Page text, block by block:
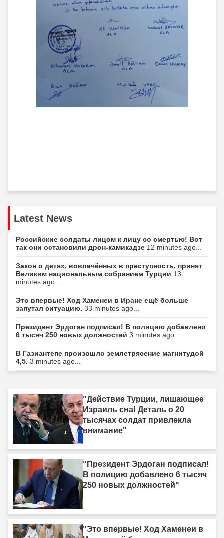
Latest News
Российские солдаты лицом к лицу со смертью! Вот
так они остановили дрон-камикадзе 12 minutes ago...
Закон о детях, вовлечённых в преступность, принят
Великим национальным собранием Турции 13
minutes ago...
Это впервые! Ход Хаменеи в Иране ещё больше
запутал ситуацию. 33 minutes ago...
Президент Эрдоган подписал! В полицию добавлено
6 тысяч 250 новых должностей 3 minutes ago...
В Газиантепе произошло землетрясение магнитудой
4,5. 3 minutes ago...
"Действие Турции, лишающее
Израиль сна! Деталь о 20
тысячах солдат привлекла
внимание"
"Президент Эрдоган подписал!
В полицию добавлено 6 тысяч
250 новых должностей"
"Это впервые! Ход Хаменеи в